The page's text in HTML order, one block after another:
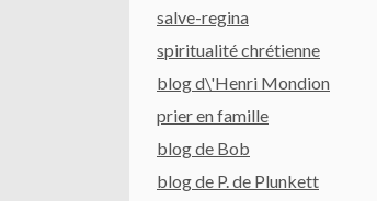
salve-regina
spiritualité chrétienne
blog d\'Henri Mondion
prier en famille
blog de Bob
blog de P. de Plunkett